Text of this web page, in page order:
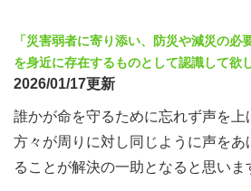
「災害弱者に寄り添い、防災や減災の必
を身近に存在するものとして認識して欲
2026/01/17更新
誰かが命を守るために忘れず声を上
方々が周りに対し同じように声をあ
ることが解決の一助となると思いま